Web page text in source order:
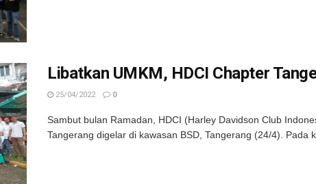
Libatkan UMKM, HDCI Chapter
25/04/2022 0
Sambut bulan Ramadan, HDCI (Harley Davidson Club
Tangerang digelar di kawasan BSD, Tangerang (24/4). Pada